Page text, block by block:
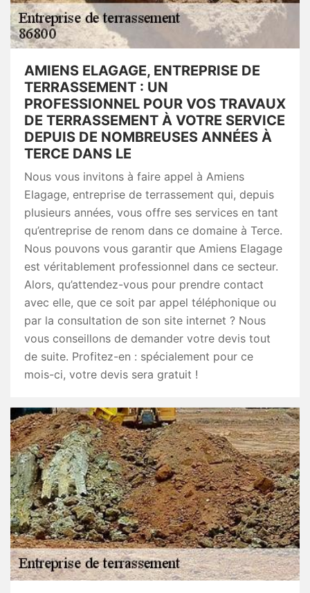
AMIENS ELAGAGE, ENTREPRISE DE
TERRASSEMENT : UN
PROFESSIONNEL POUR VOS TRAVAUX
DE TERRASSEMENT À VOTRE SERVICE
DEPUIS DE NOMBREUSES ANNÉES À
TERCE DANS LE
Nous vous invitons à faire appel à Amiens
Elagage, entreprise de terrassement qui, depuis
plusieurs années, vous offre ses services en tant
qu’entreprise de renom dans ce domaine à Terce.
Nous pouvons vous garantir que Amiens Elagage
est véritablement professionnel dans ce secteur.
Alors, qu’attendez-vous pour prendre contact
avec elle, que ce soit par appel téléphonique ou
par la consultation de son site internet ? Nous
vous conseillons de demander votre devis tout
de suite. Profitez-en : spécialement pour ce
mois-ci, votre devis sera gratuit !